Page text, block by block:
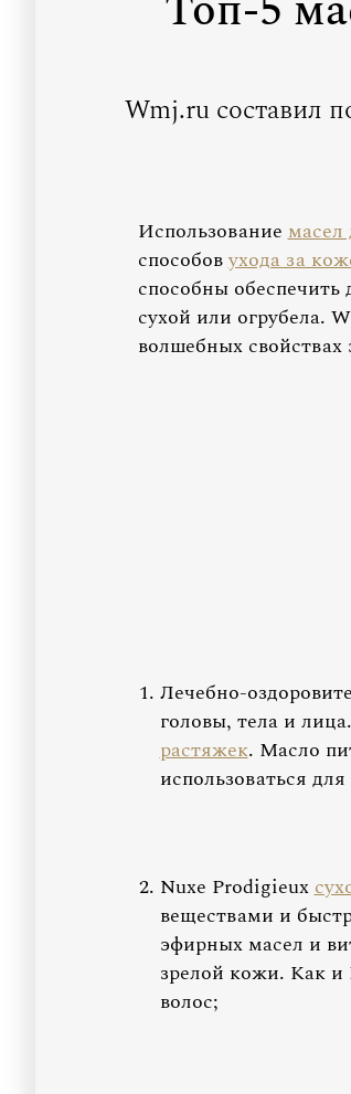
Wmj.ru составил
Использованиемасел
способовухода за
способны
сухой или огрубела.
волшебных свойствах
Лечебно-
головы, тела и
растяжек. Масло
использоваться
Nuxe Prodigieux
веществами и
эфирных масел и
зрелой кожи. Как
волос;